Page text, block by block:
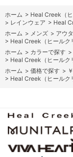
ホーム > Heal Creek（ヒ
> レインウェア > Heal
ホーム > メンズ > アウ
> Heal Creek（ヒールク
ホーム > カラーで探す >
> Heal Creek（ヒールク
ホーム > 価格で探す >
> Heal Creek（ヒールク